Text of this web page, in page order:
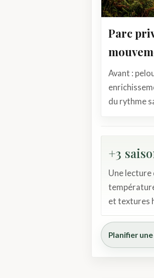
Parc
Avant :
du rythme
+3
Une lecture
et textures
Planifier